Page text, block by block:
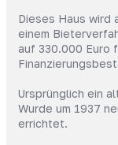
Dieses Haus wird
einem
auf 330.000 Euro
Ursprünglich ein
Wurde um 1937
errichtet.